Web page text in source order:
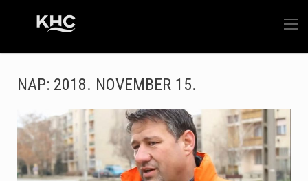
NAP: 2018. NOVEMBER 15.